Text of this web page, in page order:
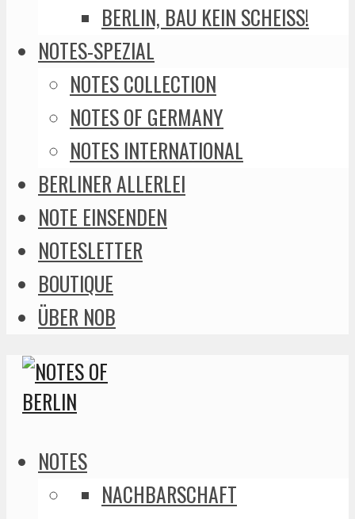
BERLIN, BAU KEIN SCHEISS!
NOTES-SPEZIAL
NOTES COLLECTION
NOTES OF GERMANY
NOTES INTERNATIONAL
BERLINER ALLERLEI
NOTE EINSENDEN
NOTESLETTER
BOUTIQUE
ÜBER NOB
NOTES
NACHBARSCHAFT